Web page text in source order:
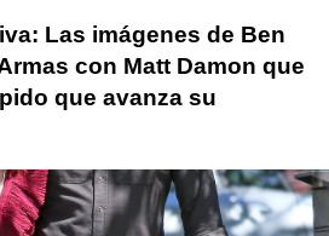
Las imágenes de Ben
con Matt Damon que
que avanza su
Damon